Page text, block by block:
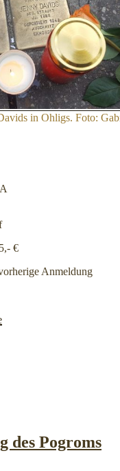
in Ohligs. Foto:
€
Anmeldung
des Pogroms